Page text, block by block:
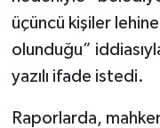
üçüncü kişiler
olunduğu”
yazılı ifade istedi.
Raporlarda,